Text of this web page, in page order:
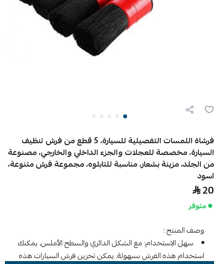
فرشاة اللمسات التفصيلية للسيارة، 5 قطع من فرش تنظيف
السيارة، مخصصة للعجلات والجزء الداخلي والخارجي، مصنوعة
من الجلد، مزينة بشعار، مناسبة للتابلوه، مجموعة فرش متنوعة،
اسود
20
متوفر
وصف المنتج :
سهل الاستخدام: مع الشكل الدائري والسطح الأملس، يمكنك
استخدام هذه الفرش بسهولة. يمكن تخزين فرش السيارات هذه